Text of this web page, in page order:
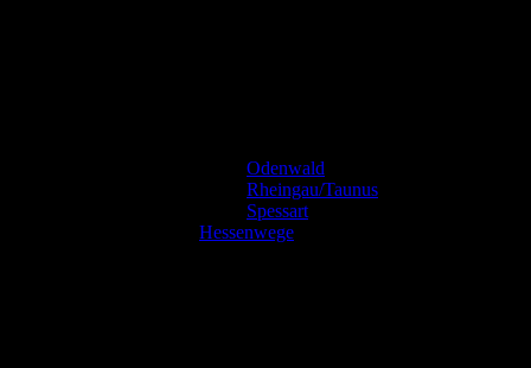
Odenwald
Rheingau/Taunus
Spessart
Hessenwege